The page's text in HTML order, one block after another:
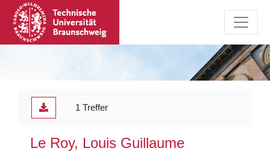
1 Treffer
Le Roy, Louis Guillaume